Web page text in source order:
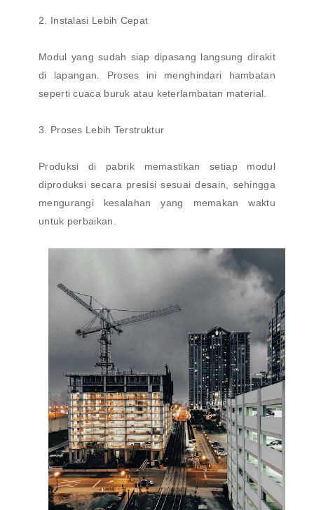
2. Instalasi Lebih Cepat
Modul yang sudah siap dipasang langsung dirakit
di lapangan. Proses ini menghindari hambatan
seperti cuaca buruk atau keterlambatan material.
3. Proses Lebih Terstruktur
Produksi di pabrik memastikan setiap modul
diproduksi secara presisi sesuai desain, sehingga
mengurangi kesalahan yang memakan waktu
untuk perbaikan.